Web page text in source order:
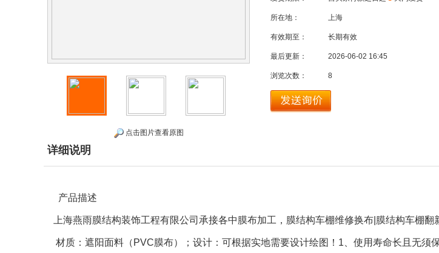
点击图片查看原图
所在地： 上海
有效期至： 长期有效
最后更新： 2026-06-02 16:45
浏览次数： 8
详细说明
产品描述
上海燕雨膜结构装饰工程有限公司承接各中膜布加工，膜结构车棚维修换布 膜结构车棚翻
材质：遮阳面料（ PVC膜布）；设计：可根据实地需要设计绘图！ 1 、使用寿命长且无须